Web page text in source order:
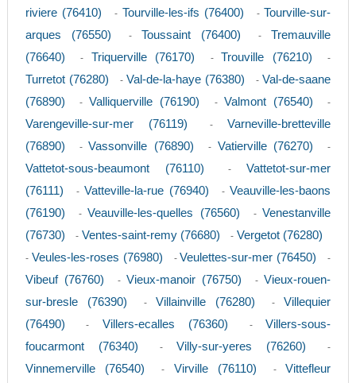
riviere (76410)
- Tourville-les-ifs (76400) - Tourville-sur-
arques (76550)
- Toussaint (76400) - Tremauville
(76640)
- Triquerville (76170) - Trouville (76210) -
Turretot (76280) - Val-de-la-haye (76380) - Val-de-saane
(76890)
- Valliquerville (76190) - Valmont (76540) -
Varengeville-sur-mer (76119) - Varneville-bretteville
(76890)
- Vassonville (76890) - Vatierville (76270) -
Vattetot-sous-beaumont (76110) - Vattetot-sur-mer
(76111)
- Vatteville-la-rue (76940) - Veauville-les-baons
(76190)
- Veauville-les-quelles (76560) - Venestanville
(76730)
- Ventes-saint-remy (76680) - Vergetot (76280)
- Veules-les-roses (76980) - Veulettes-sur-mer (76450) -
Vibeuf (76760) - Vieux-manoir (76750) - Vieux-rouen-
sur-bresle (76390)
- Villainville (76280) - Villequier
(76490)
- Villers-ecalles (76360) - Villers-sous-
foucarmont (76340)
- Villy-sur-yeres (76260) -
Vinnemerville (76540) - Virville (76110) - Vittefleur